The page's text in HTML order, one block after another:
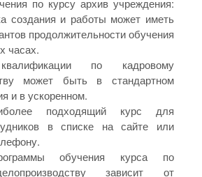
по курсу архив учреждения:
создания и работы может иметь
продолжительности обучения
часах.
по кадровому
может быть в стандартном
и в ускоренном.
подходящий курс для
в списке на сайте или
обучения курса по
зависит от